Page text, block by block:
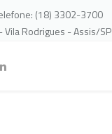
(18) 3302-3700
Vila Rodrigues - Assis/SP